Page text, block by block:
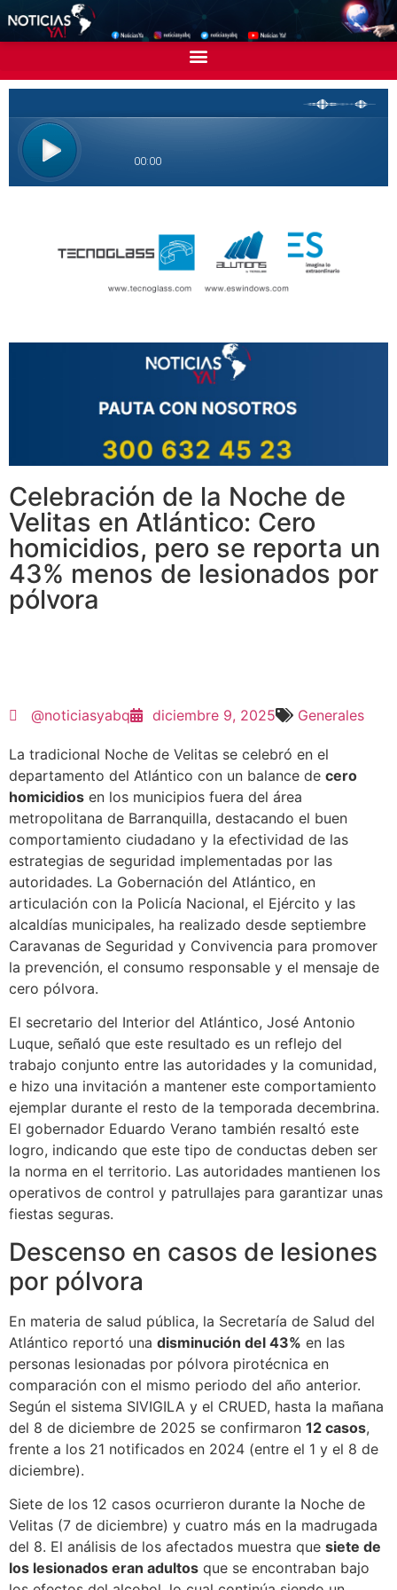
Celebración de la Noche de
Velitas en Atlántico: Cero
homicidios, pero se reporta un
43% menos de lesionados por
pólvora
@noticiasyabq diciembre 9, 2025 Generales
La tradicional Noche de Velitas se celebró en el
departamento del Atlántico con un balance de cero
homicidios en los municipios fuera del área
metropolitana de Barranquilla, destacando el buen
comportamiento ciudadano y la efectividad de las
estrategias de seguridad implementadas por las
autoridades. La Gobernación del Atlántico, en
articulación con la Policía Nacional, el Ejército y las
alcaldías municipales, ha realizado desde septiembre
Caravanas de Seguridad y Convivencia para promover
la prevención, el consumo responsable y el mensaje de
cero pólvora.
El secretario del Interior del Atlántico, José Antonio
Luque, señaló que este resultado es un reflejo del
trabajo conjunto entre las autoridades y la comunidad,
e hizo una invitación a mantener este comportamiento
ejemplar durante el resto de la temporada decembrina.
El gobernador Eduardo Verano también resaltó este
logro, indicando que este tipo de conductas deben ser
la norma en el territorio. Las autoridades mantienen los
operativos de control y patrullajes para garantizar unas
fiestas seguras.
Descenso en casos de lesiones
por pólvora
En materia de salud pública, la Secretaría de Salud del
Atlántico reportó una disminución del 43% en las
personas lesionadas por pólvora pirotécnica en
comparación con el mismo periodo del año anterior.
Según el sistema SIVIGILA y el CRUED, hasta la mañana
del 8 de diciembre de 2025 se confirmaron 12 casos,
frente a los 21 notificados en 2024 (entre el 1 y el 8 de
diciembre).
Siete de los 12 casos ocurrieron durante la Noche de
Velitas (7 de diciembre) y cuatro más en la madrugada
del 8. El análisis de los afectados muestra que siete de
los lesionados eran adultos que se encontraban bajo